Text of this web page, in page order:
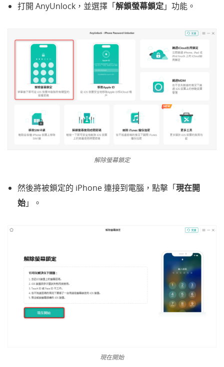
打開 AnyUnlock，並選擇「解鎖螢幕鎖定」功能。
解除螢幕鎖定
然後將被鎖定的 iPhone 連接到電腦，點擊「現在開
始」。
現在開始